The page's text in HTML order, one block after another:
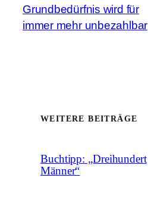
Grundbedürfnis wird für
immer mehr unbezahlbar
WEITERE BEITRÄGE
Buchtipp: „Dreihundert
Männer“